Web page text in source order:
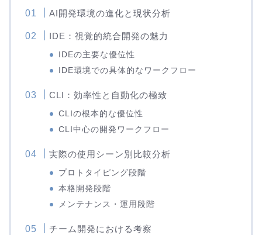
AI開発環境の進化と現状分析
IDE：視覚的統合開発の魅力
IDEの主要な優位性
IDE環境での具体的なワークフロー
CLI：効率性と自動化の極致
CLIの根本的な優位性
CLI中心の開発ワークフロー
実際の使用シーン別比較分析
プロトタイピング段階
本格開発段階
メンテナンス・運用段階
チーム開発における考察